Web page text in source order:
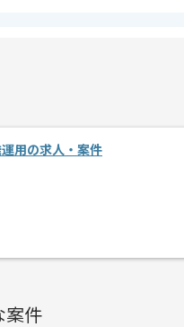
用の求人・案件
案件